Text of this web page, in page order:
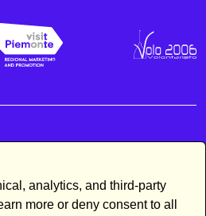
analytics, and third-party
more or deny consent to all